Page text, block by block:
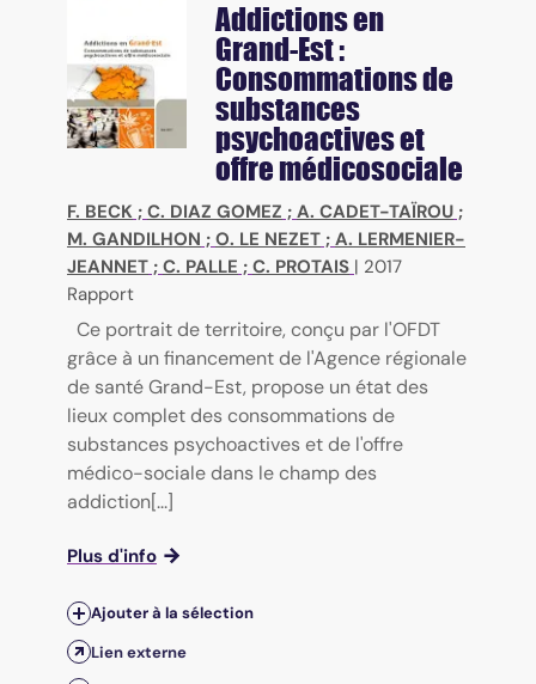
Addictions en
Grand-Est :
Consommations de
substances
psychoactives et
offre médicosociale
F. BECK ; C. DIAZ GOMEZ ; A. CADET-TAÏROU ;
M. GANDILHON ; O. LE NEZET ; A. LERMENIER-
JEANNET ; C. PALLE ; C. PROTAIS | 2017
Rapport
Ce portrait de territoire, conçu par l'OFDT
grâce à un financement de l'Agence régionale
de santé Grand-Est, propose un état des
lieux complet des consommations de
substances psychoactives et de l'offre
médico-sociale dans le champ des
addiction[...]
Plus d'info
Ajouter à la sélection
Lien externe